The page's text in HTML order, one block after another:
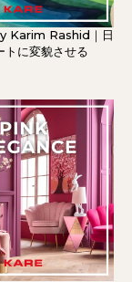
Karim Rashid｜日
トに変貌させる